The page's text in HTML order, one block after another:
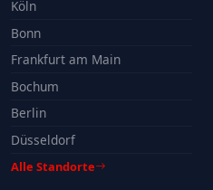
Köln
Bonn
Frankfurt am Main
Bochum
Berlin
Düsseldorf
Alle Standorte